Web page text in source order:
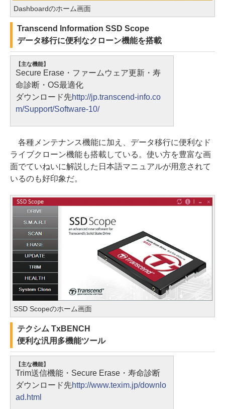
Dashboardのホーム画面
Transcend Information SSD Scope
データ移行に便利なクローン機能を搭載
【主な機能】
Secure Erase・ファームウェア更新・寿
命診断・OS最適化
ダウンロード先http://jp.transcend-info.co
m/Support/Software-10/
各種メンテナンス機能に加え、データ移行に便利なド
ライブクローン機能も搭載している。使い方を豊富な画
面でていねいに解説した日本語マニュアルが用意されて
いるのも好印象だ。
SSD Scopeのホーム画面
テクシム TxBENCH
便利な汎用多機能ツール
【主な機能】
Trim送信機能・Secure Erase・寿命診断
ダウンロード先http://www.texim.jp/downlo
ad.html